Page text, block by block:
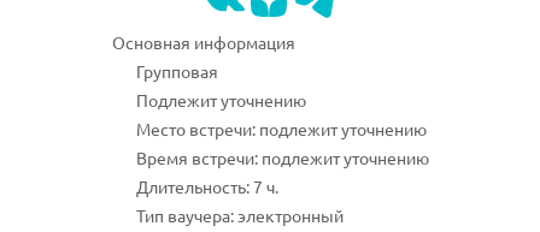
Основная информация
Групповая
Подлежит уточнению
Место встречи: подлежит уточнению
Время встречи: подлежит уточнению
Длительность: 7 ч.
Тип ваучера: электронный